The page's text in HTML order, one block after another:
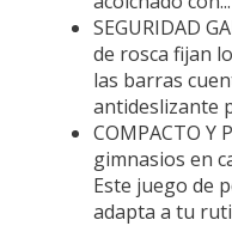
SEGURIDAD
de rosca fijan
las barras
antideslizante
COMPACTO Y
gimnasios en
Este juego de
adapta a tu